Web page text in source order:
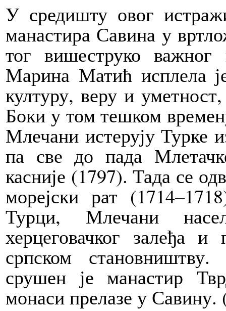
У средишту овог
манастира Савина у
тог вишеструко важног
Марина Матић исплела
културу, веру и
Боки у том тешком
Млечани истерују Турке
па све до пада
касније (1797). Тада се
морејски рат
Турци, Млечани
херцеговачког залеђа
српском
срушен је манастир
монаси прелазе у Савину.